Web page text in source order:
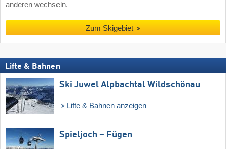
anderen wechseln.
Zum Skigebiet
Lifte & Bahnen
Ski Juwel Alpbachtal Wildschönau
Lifte & Bahnen anzeigen
Spieljoch – Fügen